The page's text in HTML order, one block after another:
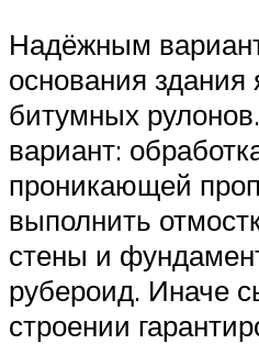
Надёжным
основания здания
битумных
вариант:
проникающей
выполнить
стены и
рубероид. Иначе
строении